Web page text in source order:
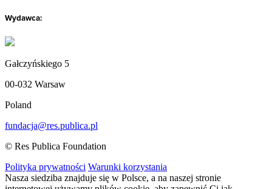
Wydawca:
Gałczyńskiego 5
00-032 Warsaw
Poland
fundacja@res.publica.pl
© Res Publica Foundation
Polityka prywatności Warunki korzystania
Nasza siedziba znajduje się w Polsce, a na naszej stronie